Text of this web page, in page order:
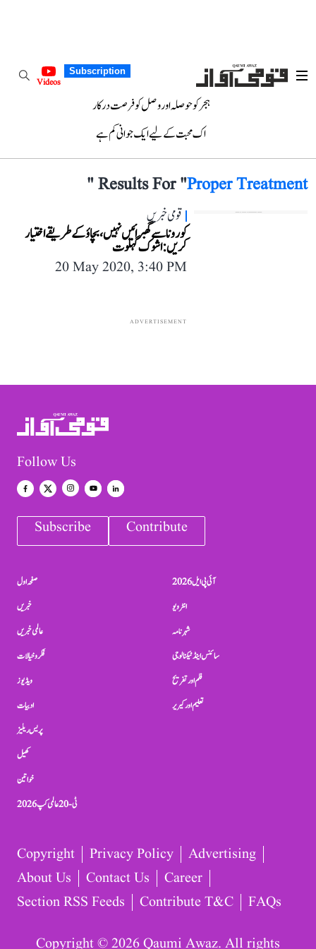
Subscription
Videos
ہجر کو حوصلہ اور وصل کو فرصت درکار
اک محبت کے لیے ایک جوانی کم ہے
Results For "Proper Treatment
"
قومی خبریں
کورونا سے گھبرائیں نہیں، بچاؤ کے طریقے اختیار
کریں: اشوک گہلوت
20 May 2020, 3:40 PM
ADVERTISEMENT
Follow Us
Subscribe Contribute
صفحہ اول
خبریں
عالمی خبریں
فکر و خیالات
ویڈیوز
ادبیات
پریس ریلیز
کھیل
خواتین
ٹی-20 عالمی کپ 2026
آئی پی ایل 2026
انٹرویو
شہرنامہ
سائنس اینڈ ٹیکنالوجی
فلم اور تفریح
تعلیم اور کیریر
Copyright Privacy Policy
Advertising
About Us
Contact Us
Career
Section RSS Feeds
Contribute T&C FAQs
Copyright © 2026 Qaumi Awaz. All rights